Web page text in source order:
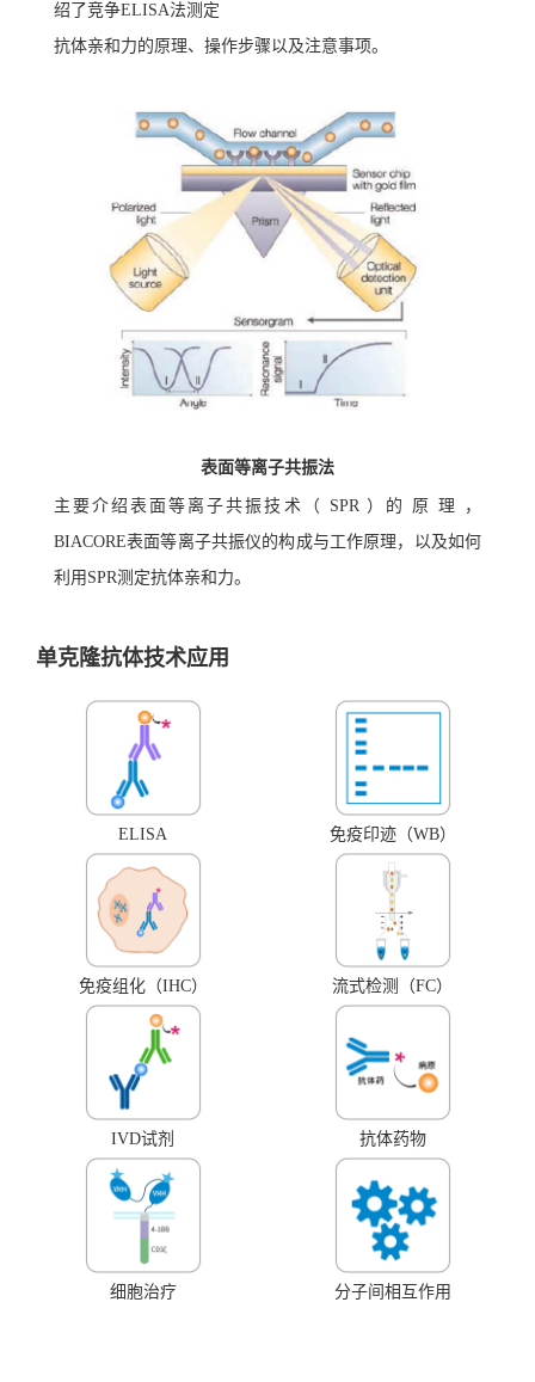
绍了竞争ELISA法测定
抗体亲和力的原理、操作步骤以及注意事项。
表面等离子共振法
主要介绍表面等离子共振技术（ SPR ）的 原 理 ，
BIACORE表面等离子共振仪的构成与工作原理，以及如何
利用SPR测定抗体亲和力。
单克隆抗体技术应用
ELISA 免疫印迹（WB）
免疫组化（IHC） 流式检测（FC）
IVD试剂 抗体药物
细胞治疗 分子间相互作用